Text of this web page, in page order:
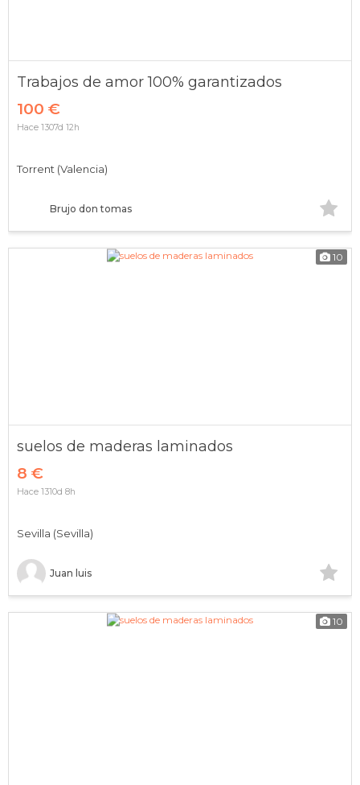
Trabajos de amor 100% garantizados
100 €
Brujo don tomas
Torrent (Valencia)
Hace 1307d 12h
10
suelos de maderas laminados
8 €
Juan luis
Sevilla (Sevilla)
Hace 1310d 8h
10